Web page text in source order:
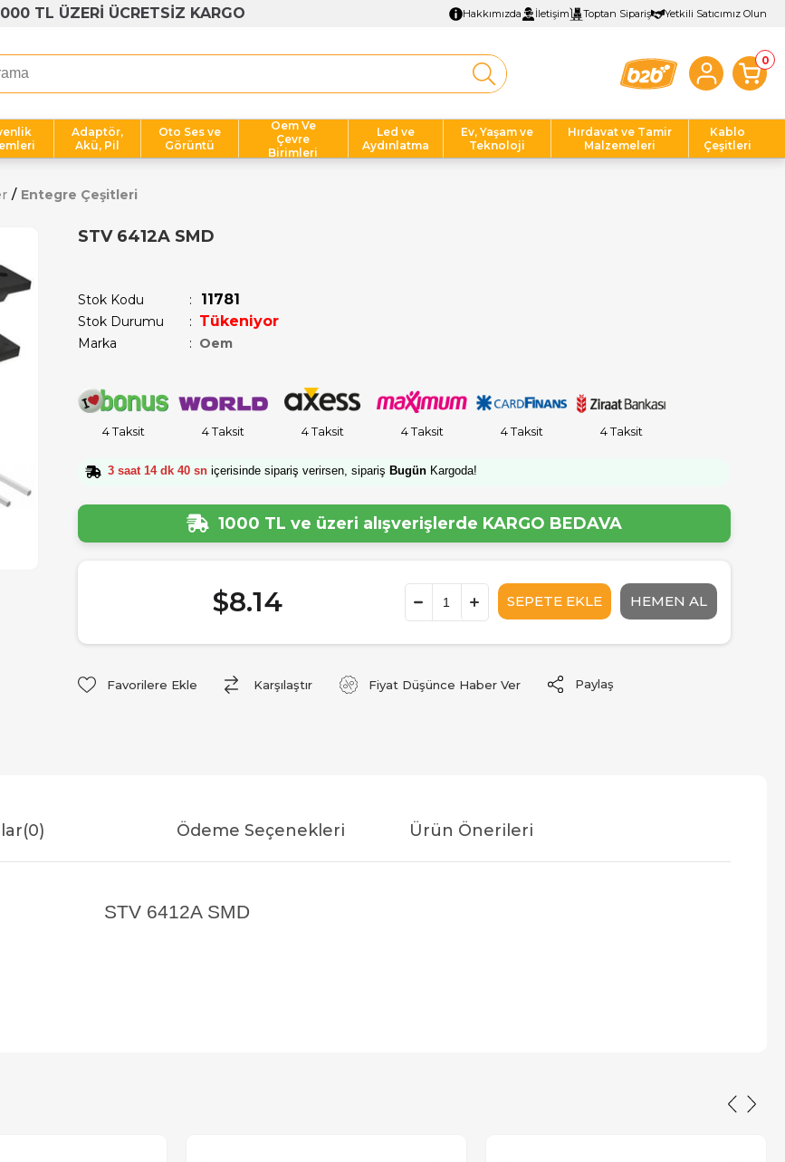
TL ÜZERİ ÜCRETSİZ KARGO Hakkımızda İletişim Toptan Sipariş Yetkili Satıcımız Olun
0
Adaptör,
Akü, Pil
Oto Ses ve
Görüntü
Oem Ve
Çevre
Birimleri
Led ve
Aydınlatma
Ev, Yaşam ve
Teknoloji
Hırdavat ve Tamir
Malzemeleri
Kablo
Çeşitleri
Entegre Çeşitleri
STV 6412A SMD
Stok Kodu 11781
Stok Durumu : Tükeniyor
Marka : Oem
4 Taksit 4 Taksit 4 Taksit 4 Taksit 4 Taksit 4 Taksit
3 saat 14 dk 40 sn içerisinde sipariş verirsen, sipariş Bugün Kargoda!
1000 TL ve üzeri alışverişlerde KARGO BEDAVA
$8.14
Favorilere Ekle Karşılaştır Fiyat Düşünce Haber Ver Paylaş
(0) Ödeme Seçenekleri Ürün Önerileri
STV 6412A SMD